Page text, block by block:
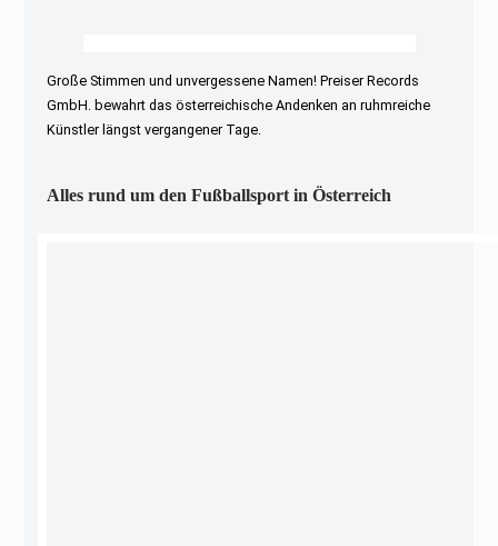
Große Stimmen und unvergessene Namen! Preiser Records
GmbH. bewahrt das österreichische Andenken an ruhmreiche
Künstler längst vergangener Tage.
Alles rund um den Fußballsport in Österreich